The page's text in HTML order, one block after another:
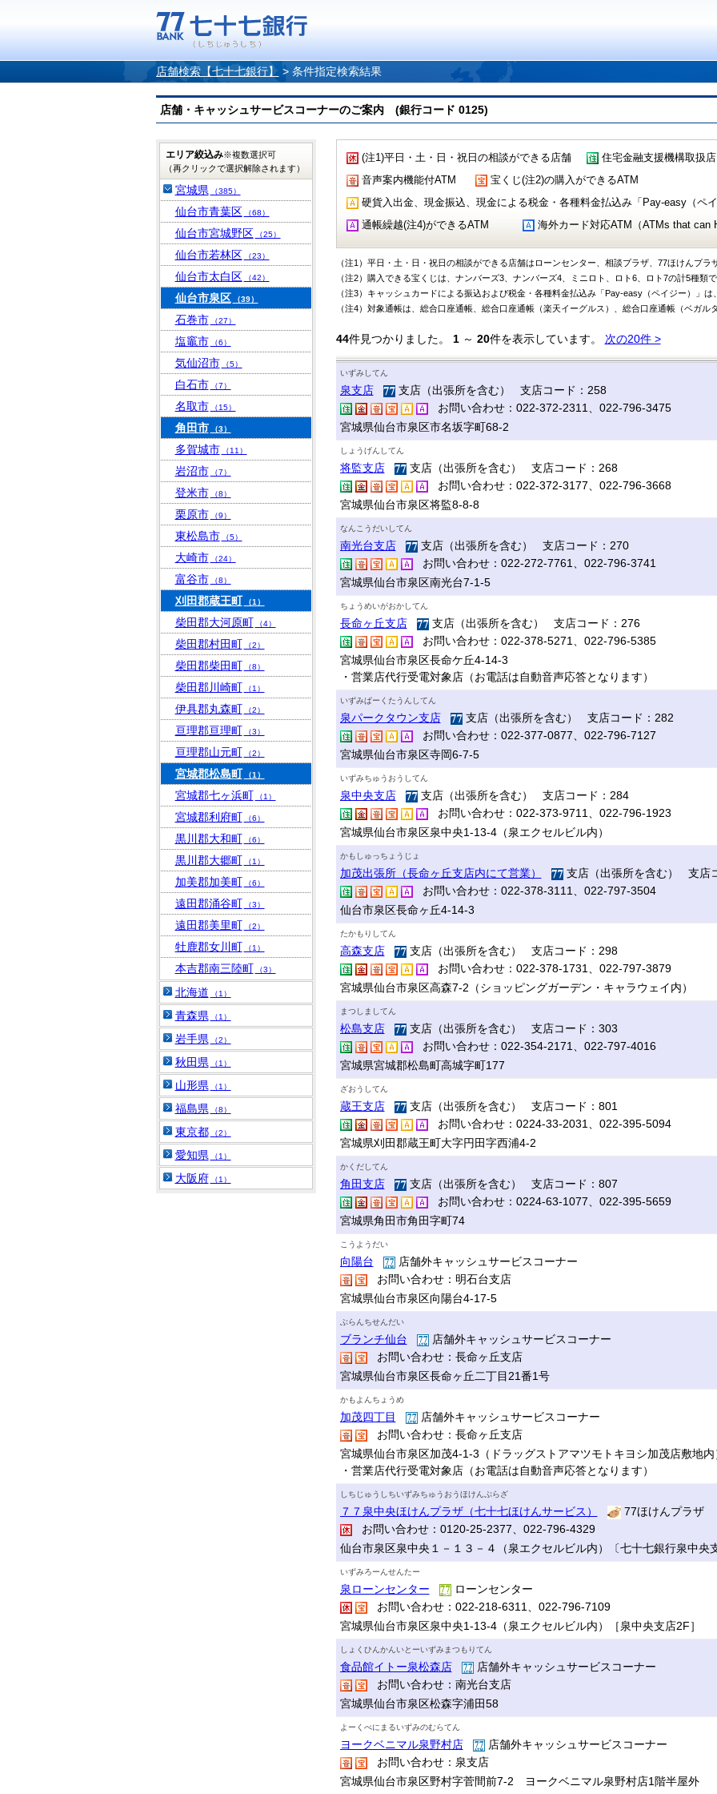
店舗検索【七十七銀行】 > 条件指定検索結果
店舗・キャッシュサービスコーナーのご案内 (銀行コード 0125)
(注1)平日・土・日・祝日の相談ができる店舗 住宅金融支援機構取扱店
音声案内機能付ATM
宝くじ(注2)の購入ができるATM
硬貨入出金、現金振込、現金による税金・各種料金払込み「Pay-easy（ペ
通帳繰越(注4)ができるATM
海外カード対応ATM（ATMs that can
（注1）平日・土・日・祝日の相談ができる店舗はローンセンター、相談プラザ、77ほけんプラ
（注2）購入できる宝くじは、ナンバーズ3、ナンバーズ4、ミニロト、ロト6、ロト7の計5種類で
（注3）キャッシュカードによる振込および税金・各種料金払込み「Pay-easy（ペイジー）」は
（注4）対象通帳は、総合口座通帳、総合口座通帳（楽天イーグルス）、総合口座通帳（ベガル
44件見つかりました。 1～ 20件を表示しています。 次の20件 >
いずみしてん
泉支店
支店（出張所を含む） 支店コード：258
お問い合わせ：022-372-2311、022-796-3475
宮城県仙台市泉区市名坂字町68-2
しょうげんしてん
将監支店
支店（出張所を含む） 支店コード：268
お問い合わせ：022-372-3177、022-796-3668
宮城県仙台市泉区将監8-8-8
なんこうだいしてん
南光台支店
支店（出張所を含む） 支店コード：270
お問い合わせ：022-272-7761、022-796-3741
宮城県仙台市泉区南光台7-1-5
ちょうめいがおかしてん
長命ヶ丘支店
支店（出張所を含む） 支店コード：276
お問い合わせ：022-378-5271、022-796-5385
宮城県仙台市泉区長命ケ丘4-14-3
・営業店代行受電対象店（お電話は自動音声応答となります）
いずみぱーくたうんしてん
泉パークタウン支店
支店（出張所を含む） 支店コード：282
お問い合わせ：022-377-0877、022-796-7127
宮城県仙台市泉区寺岡6-7-5
いずみちゅうおうしてん
泉中央支店
支店（出張所を含む） 支店コード：284
お問い合わせ：022-373-9711、022-796-1923
宮城県仙台市泉区泉中央1-13-4（泉エクセルビル内）
かもしゅっちょうじょ
加茂出張所（長命ヶ丘支店内にて営業）
支店（出張所を含む） 支店
お問い合わせ：022-378-3111、022-797-3504
仙台市泉区長命ヶ丘4-14-3
たかもりしてん
高森支店
支店（出張所を含む） 支店コード：298
お問い合わせ：022-378-1731、022-797-3879
宮城県仙台市泉区高森7-2（ショッピングガーデン・キャラウェイ内）
まつしましてん
松島支店
支店（出張所を含む） 支店コード：303
お問い合わせ：022-354-2171、022-797-4016
宮城県宮城郡松島町高城字町177
ざおうしてん
蔵王支店
支店（出張所を含む） 支店コード：801
お問い合わせ：0224-33-2031、022-395-5094
宮城県刈田郡蔵王町大字円田字西浦4-2
かくだしてん
角田支店
支店（出張所を含む） 支店コード：807
お問い合わせ：0224-63-1077、022-395-5659
宮城県角田市角田字町74
こうようだい
向陽台
店舗外キャッシュサービスコーナー
お問い合わせ：明石台支店
宮城県仙台市泉区向陽台4-17-5
ぶらんちせんだい
ブランチ仙台
店舗外キャッシュサービスコーナー
お問い合わせ：長命ヶ丘支店
宮城県仙台市泉区長命ヶ丘二丁目21番1号
かもよんちょうめ
加茂四丁目
店舗外キャッシュサービスコーナー
お問い合わせ：長命ヶ丘支店
宮城県仙台市泉区加茂4-1-3（ドラッグストアマツモトキヨシ加茂店敷地内
・営業店代行受電対象店（お電話は自動音声応答となります）
しちじゅうしちいずみちゅうおうほけんぷらざ
７７泉中央ほけんプラザ（七十七ほけんサービス）
77ほけんプラザ
お問い合わせ：0120-25-2377、022-796-4329
仙台市泉区泉中央１－１３－４（泉エクセルビル内）〔七十七銀行泉中央
いずみろーんせんたー
泉ローンセンター
ローンセンター
お問い合わせ：022-218-6311、022-796-7109
宮城県仙台市泉区泉中央1-13‐4（泉エクセルビル内）［泉中央支店2F］
しょくひんかんいとーいずみまつもりてん
食品館イトー泉松森店
店舗外キャッシュサービスコーナー
お問い合わせ：南光台支店
宮城県仙台市泉区松森字浦田58
よーくべにまるいずみのむらてん
ヨークベニマル泉野村店
店舗外キャッシュサービスコーナー
お問い合わせ：泉支店
宮城県仙台市泉区野村字菅間前7-2 ヨークベニマル泉野村店1階半屋外
エリア絞込み※複数選択可
（再クリックで選択解除されます）
宮城県 （385）
仙台市青葉区 （68）
仙台市宮城野区 （25）
仙台市若林区 （23）
仙台市太白区 （42）
仙台市泉区 （39）
石巻市 （27）
塩竈市 （6）
気仙沼市 （5）
白石市 （7）
名取市 （15）
角田市 （3）
多賀城市 （11）
岩沼市 （7）
登米市 （8）
栗原市 （9）
東松島市 （5）
大崎市 （24）
富谷市 （8）
刈田郡蔵王町 （1）
柴田郡大河原町 （4）
柴田郡村田町 （2）
柴田郡柴田町 （8）
柴田郡川崎町 （1）
伊具郡丸森町 （2）
亘理郡亘理町 （3）
亘理郡山元町 （2）
宮城郡松島町 （1）
宮城郡七ヶ浜町 （1）
宮城郡利府町 （6）
黒川郡大和町 （6）
黒川郡大郷町 （1）
加美郡加美町 （6）
遠田郡涌谷町 （3）
遠田郡美里町 （2）
牡鹿郡女川町 （1）
本吉郡南三陸町 （3）
北海道 （1）
青森県 （1）
岩手県 （2）
秋田県 （1）
山形県 （1）
福島県 （8）
東京都 （2）
愛知県 （1）
大阪府 （1）